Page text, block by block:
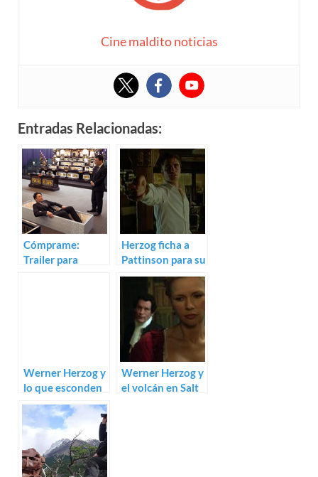
Cine maldito noticias
Entradas Relacionadas:
Cómprame:
Trailer para
Herzog ficha a
Pattinson para su
Queen of the
Desert
Werner Herzog y
lo que esconden
los meteoritos en
Fireball
Werner Herzog y
el volcán en Salt